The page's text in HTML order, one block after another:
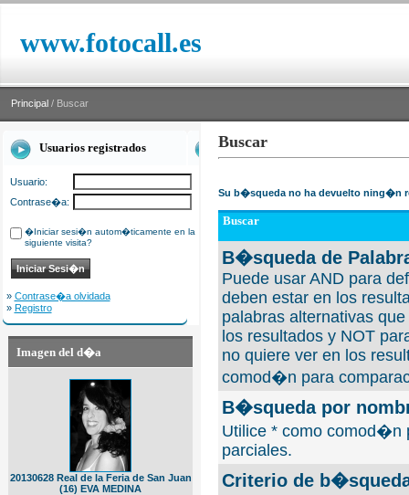
www.fotocall.es
Principal / Buscar
Usuarios registrados
Usuario:
Contrase�a:
�Iniciar sesi�n autom�ticamente en la
siguiente visita?
» Contrase�a olvidada
» Registro
Imagen del d�a
20130628 Real de la Feria de San Juan
(16) EVA MEDINA
Buscar
Su b�squeda no ha devuelto ning�n
Buscar
B�squeda de
Puede usar AND para
deben estar en los
palabras alternativas
los resultados y NOT
no quiere ver en los
comod�n para
B�squeda por
Utilice * como comod�n
parciales.
Criterio de